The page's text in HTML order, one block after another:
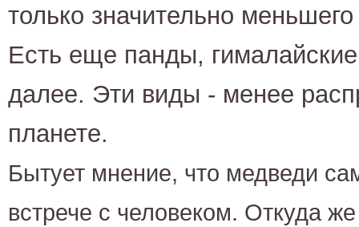
только значительно
Есть еще панды,
далее. Эти виды - менее
планете.
Бытует мнение, что медведи
встрече с человеком. Откуда